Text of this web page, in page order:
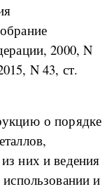
2000, N
N 43, ст.
о порядке
них и ведения
и